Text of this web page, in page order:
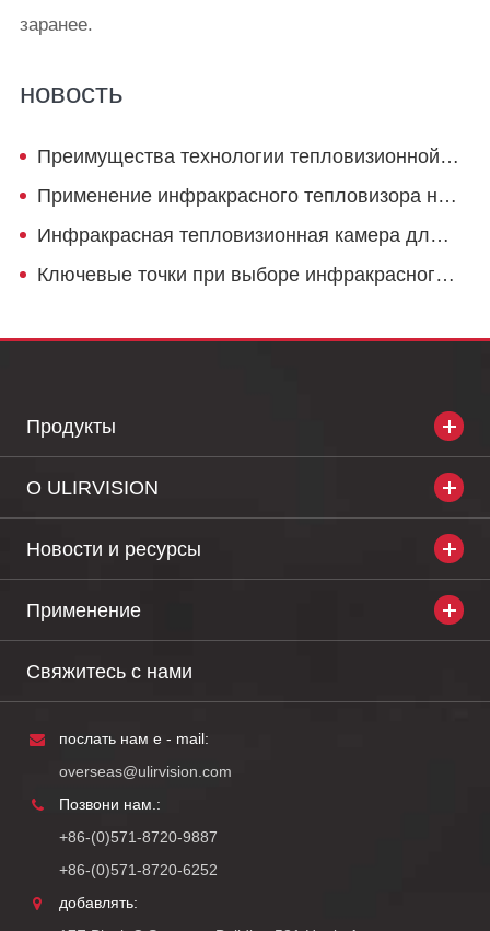
заранее.
новость
Преимущества технологии тепловизионной обработки в противопожарной защите деревянных памятников культуры
Применение инфракрасного тепловизора на шоссе
Инфракрасная тепловизионная камера для безопасности границы
Ключевые точки при выборе инфракрасного детектора камеры
Продукты
О ULIRVISION
Новости и ресурсы
Применение
Свяжитесь с нами
послать нам e - mail:
overseas@ulirvision.com
Позвони нам.:
+86-(0)571-8720-9887
+86-(0)571-8720-6252
добавлять: